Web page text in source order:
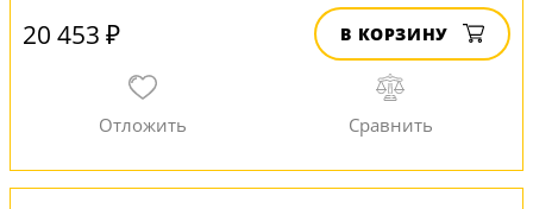
20 453 ₽ В КОРЗИНУ